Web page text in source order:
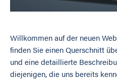
Willkommen auf der neuen
finden Sie einen Querschnitt
und eine detaillierte
diejenigen, die uns bereits